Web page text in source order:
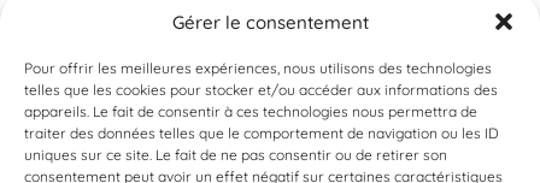
Gérer le consentement
Pour offrir les meilleures expériences, nous utilisons des technologies
telles que les cookies pour stocker et/ou accéder aux informations des
appareils. Le fait de consentir à ces technologies nous permettra de
traiter des données telles que le comportement de navigation ou les ID
uniques sur ce site. Le fait de ne pas consentir ou de retirer son
consentement peut avoir un effet négatif sur certaines caractéristiques